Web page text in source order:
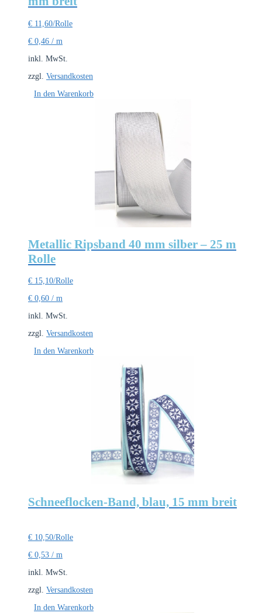
€ 11,60/Rolle
€ 0,46 / m
inkl. MwSt.
zzgl. Versandkosten
In den Warenkorb
Metallic Ripsband 40 mm silber – 25 m
Rolle
€ 15,10/Rolle
€ 0,60 / m
inkl. MwSt.
zzgl. Versandkosten
In den Warenkorb
Schneeflocken-Band, blau, 15 mm breit
€ 10,50/Rolle
€ 0,53 / m
inkl. MwSt.
zzgl. Versandkosten
In den Warenkorb